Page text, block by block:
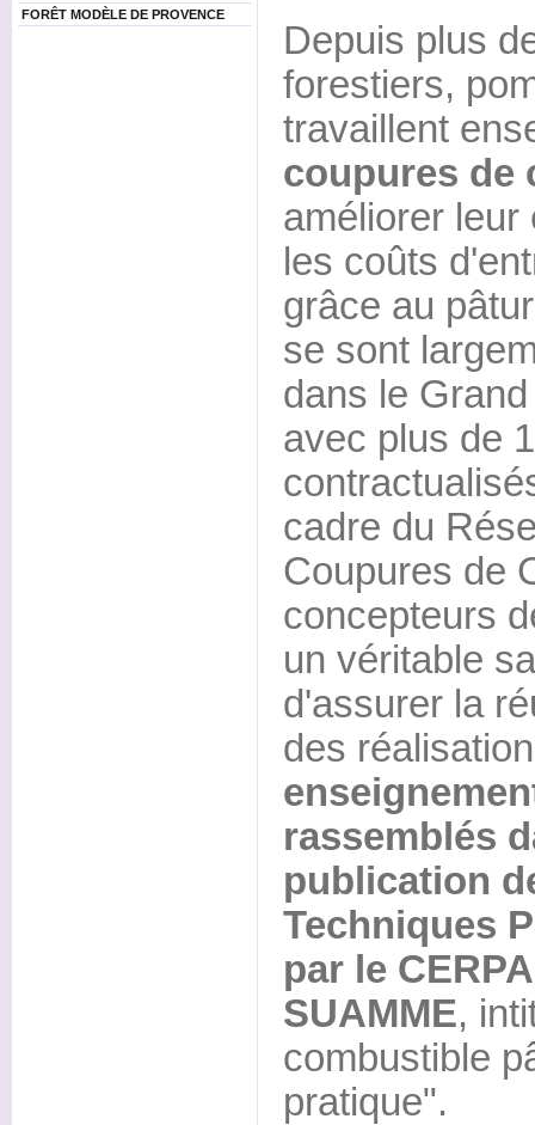
FORÊT MODÈLE DE PROVENCE
Depuis plus
forestiers,
travaillent
coupures de
améliorer leur
les coûts
grâce au
se sont
dans le
avec plus de
cadre du
Coupures de
concepteurs
un véritable
d'assurer la
des
rassemblés
publication
Techniques
par le
SUAMME,
combustible
pratique".